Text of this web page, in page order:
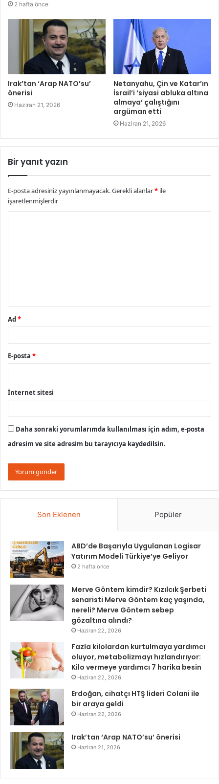
2 hafta önce
Irak’tan ‘Arap NATO’su’
önerisi
Haziran 21, 2026
Netanyahu, Çin ve Katar’ın
İsrail’i ‘siyasi abluka altına
almaya’ çalıştığını
argüman etti
Haziran 21, 2026
Bir yanıt yazın
E-posta adresiniz yayınlanmayacak.Gerekli alanlar* ile
işaretlenmişlerdir
Ad*
E-posta *
İnternet sitesi
Daha sonraki yorumlarımda kullanılması için adım, e-posta
adresim ve site adresim bu tarayıcıya kaydedilsin.
Son Eklenen Popüler
ABD’de Başarıyla Uygulanan Logisar
Yatırım Modeli Türkiye’ye Geliyor
2 hafta önce
Merve Göntem kimdir? Kızılcık Şerbeti
senaristi Merve Göntem kaç yaşında,
nereli? Merve Göntem sebep
gözaltına alındı?
Haziran 22, 2026
Fazla kilolardan kurtulmaya yardımcı
oluyor, metabolizmayı hızlandırıyor:
Kilo vermeye yardımcı 7 harika besin
Haziran 22, 2026
Erdoğan, cihatçı HTŞ lideri Colani ile
bir araya geldi
Haziran 22, 2026
Irak’tan ‘Arap NATO’su’ önerisi
Haziran 21, 2026